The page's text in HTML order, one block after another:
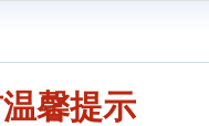
馨提示